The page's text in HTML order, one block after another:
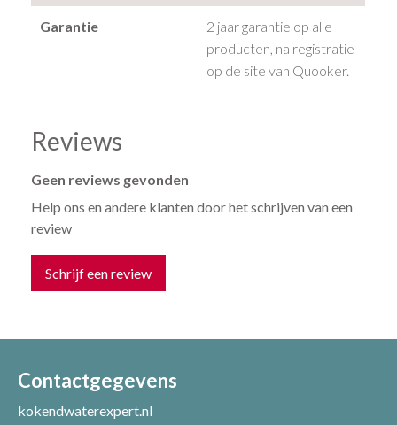
Garantie
2 jaar garantie op alle
producten, na registratie
op de site van Quooker.
Reviews
Geen reviews gevonden
Help ons en andere klanten door het schrijven van een
review
Schrijf een review
Uw naam *
Contactgegevens
kokendwaterexpert.nl